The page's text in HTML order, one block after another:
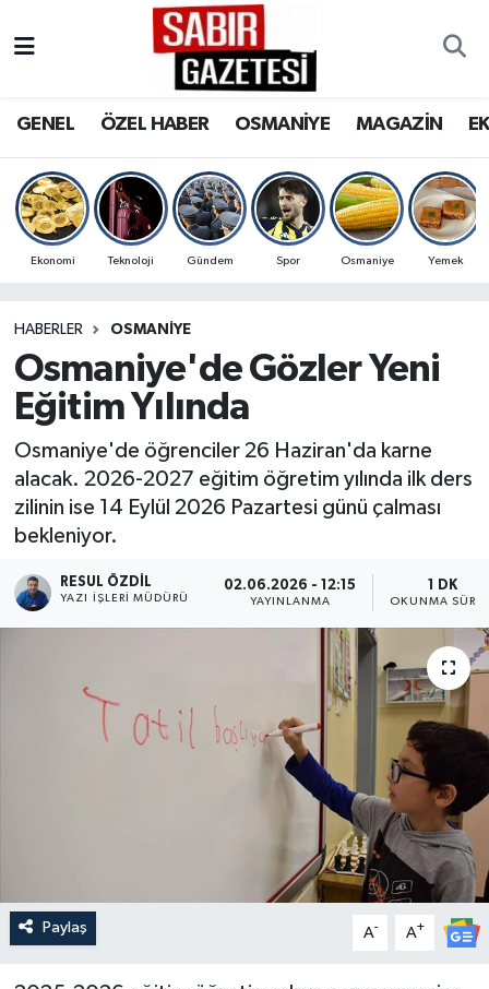
GENEL ÖZEL HABER OSMANİYE MAGAZİN
Ekonomi Teknoloji Gündem Spor Osmaniye Yemek
HABERLER OSMANIYE
Osmaniye'de Gözler Yeni
Eğitim Yılında
Osmaniye'de öğrenciler 26 Haziran'da karne
alacak. 2026-2027 eğitim öğretim yılında ilk ders
zilinin ise 14 Eylül 2026 Pazartesi günü çalması
bekleniyor.
RESUL ÖZDIL
YAZI İŞLERI MÜDÜRÜ
02.06.2026 - 12:15
YAYINLANMA
1 DK
OKUNMA
Paylaş A- A+
OSMANİYE
MAGAZİN
SPOR
RESMİ İLANLAR
Osmaniye Nöbetçi Eczaneler
Osmaniye Trafik Yoğunluk Haritası
Süper Lig Puan Durumu ve Fikstür
Son Dakika Haberleri
Haber Arşivi